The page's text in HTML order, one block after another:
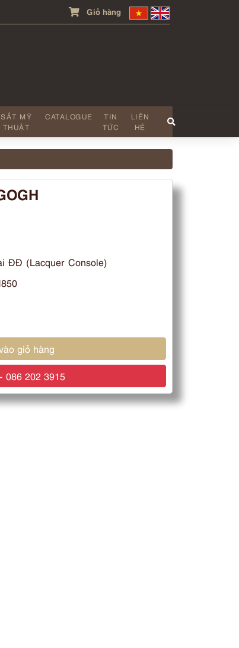
Giỏ hàng
SẮT MỸ
THUẬT
CATALOGUE
TIN
TỨC
LIÊN
HỆ
ĐĐ (Lacquer Console)
giỏ hàng
086 202 3915